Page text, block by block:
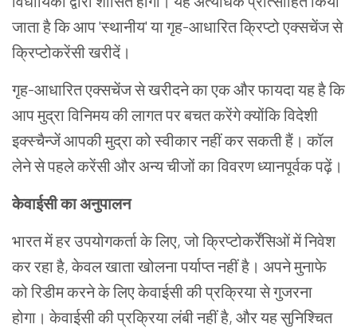
जाताहैकिआप'स्थानीय'यागृह-आधारितक्रिप्टोएक्सचेंजसे
क्रिप्टोकरेंसीखरीदें।
गृह-आधारितएक्सचेंजसेखरीदनेकाएकऔरफायदायहहैकि
आपमुद्राविनिमयकीलागतपरबचतकरेंगेक्योंकिविदेशी
इक्स्चैन्जेंआपकीमुद्राकोस्वीकारनहींकरसकतीहैं। कॉल
लेनेसेपहलेकरेंसीऔरअन्यचीजोंकाविवरणध्यानपूर्वकपढ़ें।
केवाईसीकाअनुपालन
भारतमेंहरउपयोगकर्ताकेलिए,जोक्रिप्टोकर्रेंसिओंमेंनिवेश
कररहाहै,केवलखाताखोलनापर्याप्तनहींहै। अपनेमुनाफे
कोरिडीम करनेकेलिएकेवाईसीकीप्रक्रियासेगुजरना
होगा। केवाईसीकीप्रक्रियालंबीनहींहै, औरयहसुनिश्चित